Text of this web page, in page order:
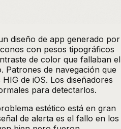
diseño de app generado por
con pesos tipográficos
de color que fallaban el
Patrones de navegación que
de iOS. Los diseñadores
para detectarlos.
estético está en gran
de alerta es el fallo en los